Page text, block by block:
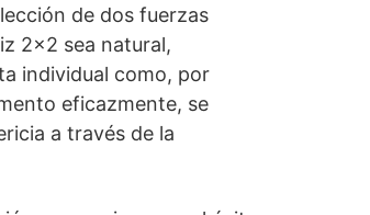
de dos fuerzas
2×2 sea natural,
individual como, por
eficazmente, se
a través de la